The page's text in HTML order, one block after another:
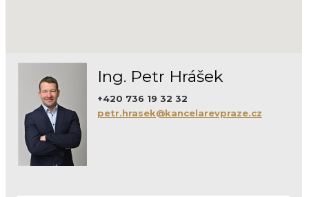
Ing. Petr Hrášek
+420 736 19 32 32
petr.hrasek@kancelarevpraze.cz